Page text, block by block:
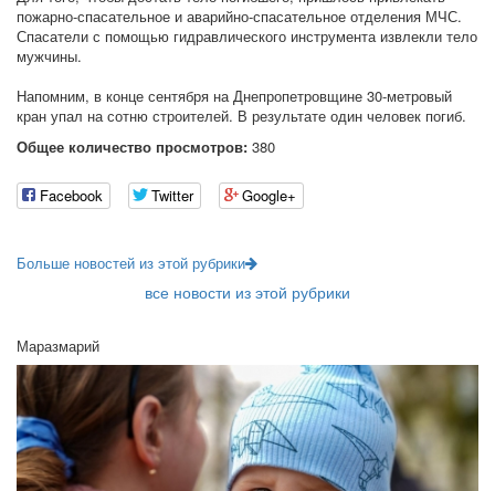
пожарно-спасательное и аварийно-спасательное отделения МЧС.
Спасатели с помощью гидравлического инструмента извлекли тело
мужчины.
Напомним, в конце сентября на Днепропетровщине 30-метровый
кран упал на сотню строителей. В результате один человек погиб.
Общее количество просмотров: 380
Facebook Twitter Google+
Больше новостей из этой рубрики
все новости из этой рубрики
Маразмарий